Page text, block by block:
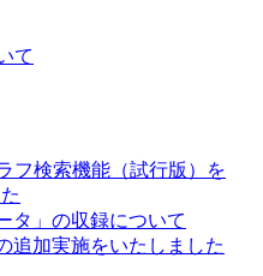
て
フ検索機能（試行版）を
タ」の収録について
追加実施をいたしました